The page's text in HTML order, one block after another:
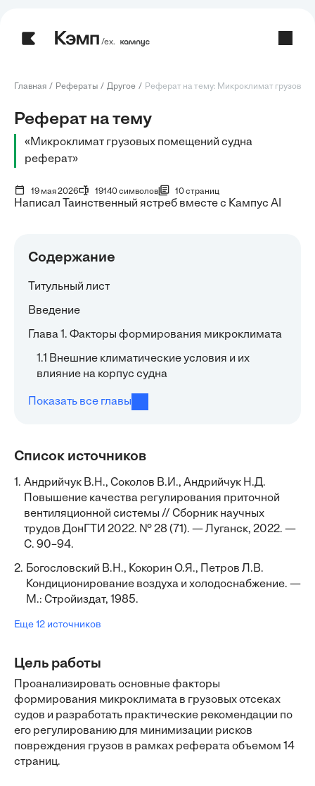
/ех.
Главная Рефераты Другое Реферат на тему: Микроклимат грузовых
Реферат на тему
«Микроклимат грузовых помещений судна
реферат»
19 мая 2026 19140 символов 10 страниц
Написал Таинственный ястреб вместе с Кампус AI
Содержание
Титульный лист
Введение
Глава 1. Факторы формирования микроклимата
1.1 Внешние климатические условия и их
влияние на корпус судна
Показать все главы
Список источников
1. Андрийчук В.Н., Соколов В.И., Андрийчук Н.Д.
Повышение качества регулирования приточной
вентиляционной системы // Сборник научных
трудов ДонГТИ 2022. № 28 (71). — Луганск, 2022. —
С. 90–94.
2. Богословский В.Н., Кокорин О.Я., Петров Л.В.
Кондиционирование воздуха и холодоснабжение. —
М.: Стройиздат, 1985.
Еще 12 источников
Цель работы
Проанализировать основные факторы
формирования микроклимата в грузовых отсеках
судов и разработать практические рекомендации по
его регулированию для минимизации рисков
повреждения грузов в рамках реферата объемом 14
страниц.